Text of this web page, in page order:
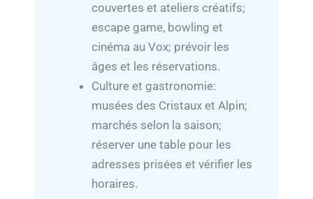
couvertes et ateliers créatifs;
escape game, bowling et
cinéma au Vox; prévoir les
âges et les réservations.
Culture et gastronomie:
musées des Cristaux et Alpin;
marchés selon la saison;
réserver une table pour les
adresses prisées et vérifier les
horaires.